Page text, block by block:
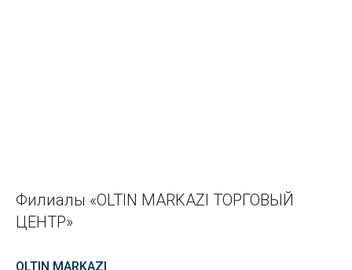
Филиалы «OLTIN MARKAZI ТОРГОВЫЙ
ЦЕНТР»
OLTIN MARKAZI